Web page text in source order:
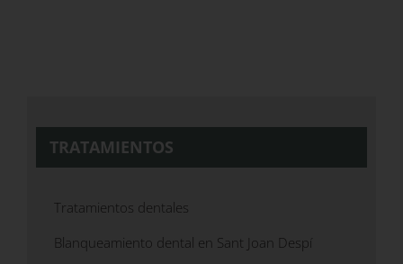
TRATAMIENTOS
Tratamientos dentales
Blanqueamiento dental en Sant Joan Despí